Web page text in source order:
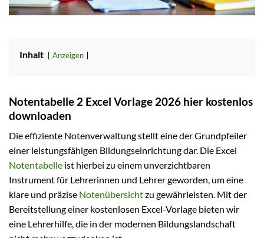
Inhalt Anzeigen
Notentabelle 2 Excel Vorlage 2026 hier kostenlos
downloaden
Die effiziente Notenverwaltung stellt eine der Grundpfeiler
einer leistungsfähigen Bildungseinrichtung dar. Die Excel
Notentabelle ist hierbei zu einem unverzichtbaren
Instrument für Lehrerinnen und Lehrer geworden, um eine
klare und präzise Notenübersichtzu gewährleisten. Mit der
Bereitstellung einer kostenlosen Excel-Vorlage bieten wir
eine Lehrerhilfe, die in der modernen Bildungslandschaft